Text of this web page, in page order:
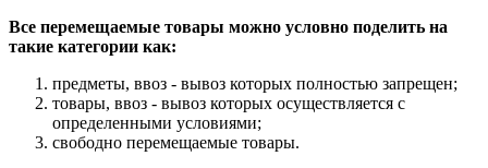
Все перемещаемые товары можно условно поделить на
такие категории как:
предметы, ввоз - вывоз которых полностью запрещен;
товары, ввоз - вывоз которых осуществляется с
определенными условиями;
свободно перемещаемые товары.